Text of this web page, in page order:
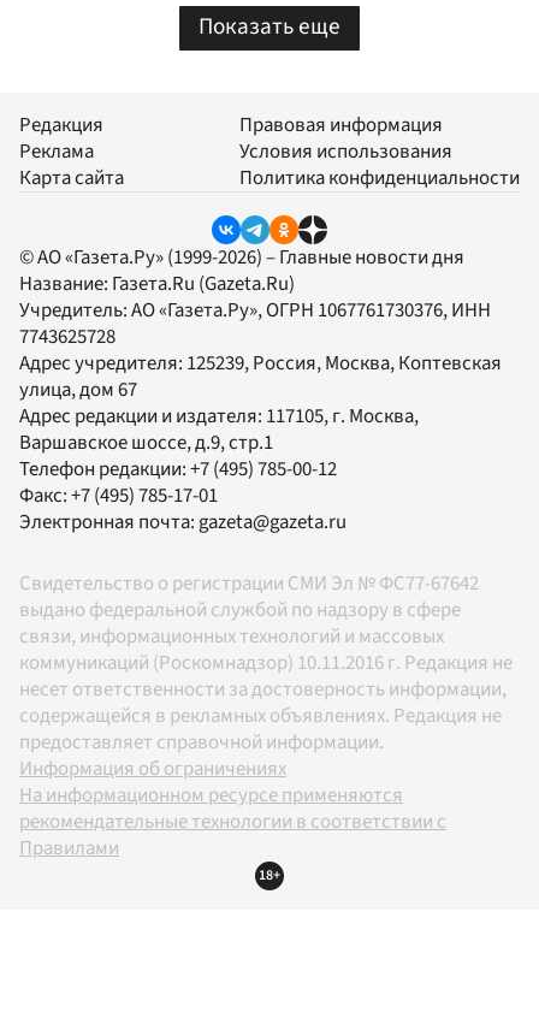
Показать еще
Редакция
Реклама
Карта сайта
Правовая информация
Условия использования
Политика конфиденциальности
© АО «Газета.Ру» (1999-2026) – Главные новости дня
Название: Газета.Ru (Gazeta.Ru)
Учредитель:АО «Газета.Ру», ОГРН 1067761730376, ИНН
7743625728
Адрес учредителя: 125239, Россия, Москва, Коптевская
улица, дом 67
Адрес редакции и издателя: 117105, г. Москва,
Варшавское шоссе, д.9, стр.1
Телефон редакции:+7 (495) 785-00-12
Факс:+7 (495) 785-17-01
Электронная почта:gazeta@gazeta.ru
Свидетельство о регистрации СМИ Эл № ФС77-67642
выдано федеральной службой по надзору в сфере
связи, информационных технологий и массовых
коммуникаций (Роскомнадзор) 10.11.2016 г. Редакция не
несет ответственности за достоверность информации,
содержащейся в рекламных объявлениях. Редакция не
предоставляет справочной информации.
Информация об ограничениях
На информационном ресурсе применяются
рекомендательные технологии в соответствии с
Правилами
18+